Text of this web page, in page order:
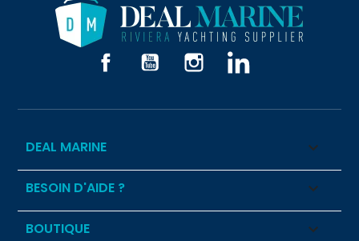
FacebookYouTube Instagram
DEAL MARINE 
BESOIN D'AIDE ? 
BOUTIQUE 